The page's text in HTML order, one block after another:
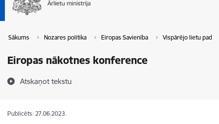
Sākums Nozares politika Eiropas Savienība Vispārējo lietu
Eiropas nākotnes konference
Atskaņot tekstu
Publicēts: 27.06.2023.